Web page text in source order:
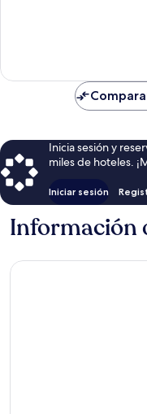
Inicia sesión y
miles de hoteles.
Iniciar sesión
Información